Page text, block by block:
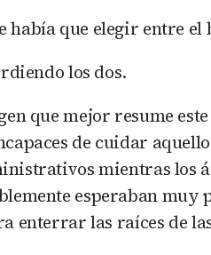
había que elegir entre el
los dos.
que mejor resume
de cuidar
mientras los
esperaban
enterrar las raíces de